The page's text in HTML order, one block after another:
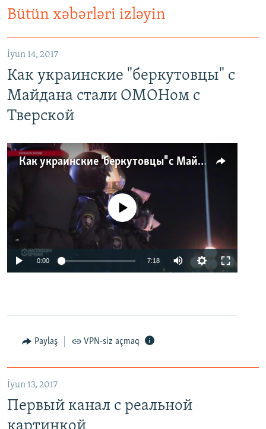
Bütün xəbərləri izləyin
İyun 14, 2017
Как украинские "беркутовцы" с
Майдана стали ОМОНом с
Тверской
Как украинские "беркутовцы" с Майдана стали ОМОНом с Тверской
No media source currently available
0:00 7:18
Paylaş VPN-siz açmaq
İyun 13, 2017
Первый канал с реальной